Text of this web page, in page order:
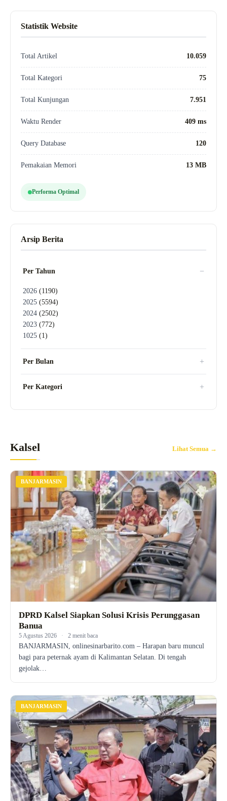
Statistik Website
Total Artikel 10.059
Total Kategori 75
Total Kunjungan 7.951
Waktu Render 409 ms
Query Database 120
Pemakaian Memori 13 MB
Performa Optimal
Arsip Berita
Per Tahun
2026 (1190)
2025 (5594)
2024 (2502)
2023 (772)
1025 (1)
Per Bulan
Per Kategori
Kalsel Lihat Semua →
BANJARMASIN
DPRD Kalsel Siapkan Solusi Krisis Perunggasan
Banua
5 Agustus 2026 · 2 menit baca
BANJARMASIN, onlinesinarbarito.com – Harapan baru muncul
bagi para peternak ayam di Kalimantan Selatan. Di tengah
gejolak…
BANJARMASIN